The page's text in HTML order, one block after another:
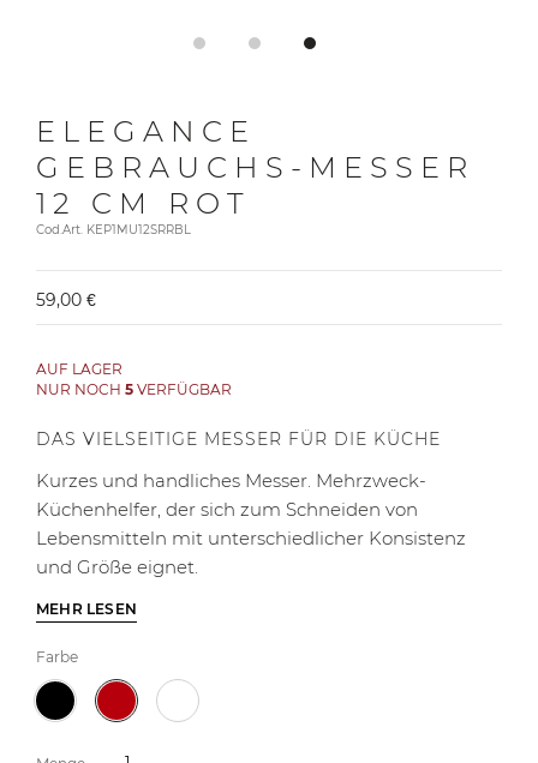
ELEGANCE
GEBRAUCHS-MESSER
12 CM ROT
Cod.Art. KEP1MU12SRRBL
59,00 €
AUF LAGER
NUR NOCH 5 VERFÜGBAR
DAS VIELSEITIGE MESSER FÜR DIE KÜCHE
Kurzes und handliches Messer. Mehrzweck-
Küchenhelfer, der sich zum Schneiden von
Lebensmitteln mit unterschiedlicher Konsistenz
und Größe eignet.
MEHR LESEN
Farbe